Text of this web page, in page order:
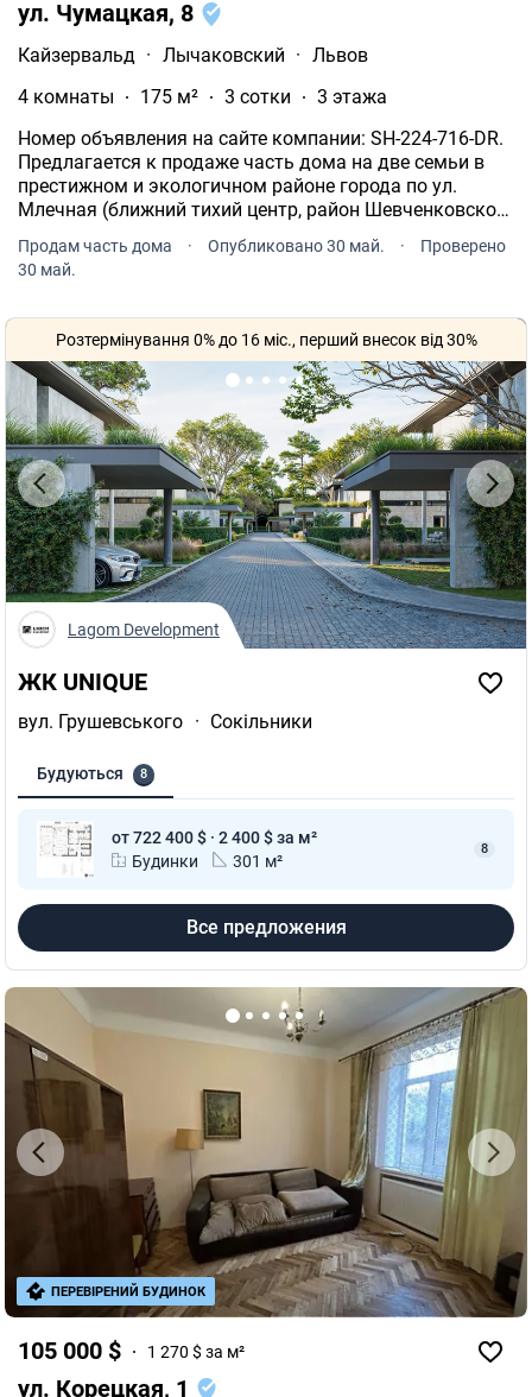
ул. Чумацкая, 8
Кайзервальд · Лычаковский · Львов
4 комнаты
175 м² 3 сотки
3 этажа
Номер объявления на сайте компании: SH-224-716-DR.
Предлагается к продаже часть дома на две семьи в
престижном и экологичном районе города по ул.
Млечная (ближний тихий центр, район Шевченковской
рощи). Объект полностью готов к поселению, с
качественным ремонтом и автономным
жизнеобеспечением.
Продам часть дома · Опубликовано 30 май. ·
Проверено
30 май.
ЖК UNIQUE
вул. Грушевського · Сокільники
Будуються 8
от 722 400 $ · 2 400 $ за м²
Будинки
301 м²
8
Все предложения
Розтермінування 0% до 16 міс., перший внесок від 30%
Lagom Development
105 000 $ 1 270 $ за м²
ул. Корецкая, 1
ПЕРЕВІРЕНИЙ БУДИНОК